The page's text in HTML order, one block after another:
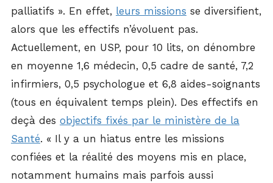
palliatifs ». En effet, leurs missions se diversifient,
alors que les effectifs n’évoluent pas.
Actuellement, en USP, pour 10 lits, on dénombre
en moyenne 1,6 médecin, 0,5 cadre de santé, 7,2
infirmiers, 0,5 psychologue et 6,8 aides-soignants
(tous en équivalent temps plein). Des effectifs en
deçà des objectifs fixés par le ministère de la
Santé. « Il y a un hiatus entre les missions
confiées et la réalité des moyens mis en place,
notamment humains mais parfois aussi